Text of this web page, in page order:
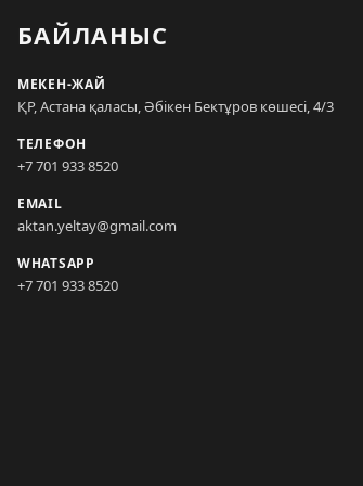
БАЙЛАНЫС
МЕКЕН-ЖАЙ
ҚР, Астана қаласы, Әбікен Бектұров көшесі, 4/3
ТЕЛЕФОН
+7 701 933 8520
EMAIL
aktan.yeltay@gmail.com
WHATSAPP
+7 701 933 8520